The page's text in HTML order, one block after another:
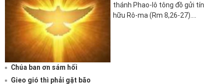
thánh Phao-lô tông đồ gửi tín
hữu Rô-ma (Rm 8,26-27).
Chúa ban ơn sám hối
Gieo gió thì phải gặt bão